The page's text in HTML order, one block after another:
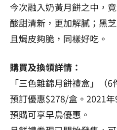
今次融入奶黃月餅之中，
酸甜清新，更加解膩；黑
且焗皮夠脆，同樣好吃。
購買及換領詳情：
「三色雜錦月餅禮盒」（
預訂優惠$278/盒。2021
預購可享早鳥優惠。